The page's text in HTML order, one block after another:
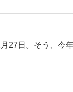
27日。そう、今